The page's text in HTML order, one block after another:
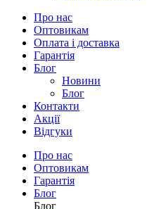
Про нас
Оптовикам
Оплата і доставка
Гарантія
Блог
Новини
Блог
Контакти
Акції
Відгуки
Про нас
Оптовикам
Гарантія
Блог
Блог